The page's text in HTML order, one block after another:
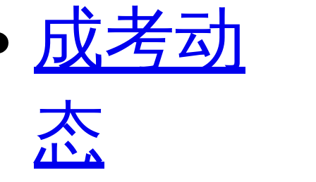
成考动
态